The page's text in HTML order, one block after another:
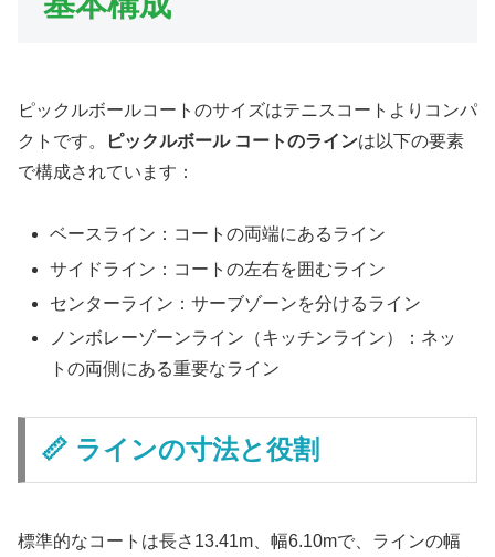
ピックルボールコートのサイズはテニスコートよりコンパ
クトです。
ピックルボール コートのラインは以下の要素
で構成されています：
ベースライン：コートの両端にあるライン
サイドライン：コートの左右を囲むライン
センターライン：サーブゾーンを分けるライン
ノンボレーゾーンライン（キッチンライン）：ネッ
トの両側にある重要なライン
📏 ラインの寸法と役割
標準的なコートは長さ13.41m、幅6.10mで、ラインの幅